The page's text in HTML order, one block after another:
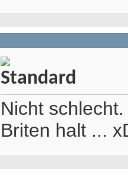
Nicht
Briten halt ...